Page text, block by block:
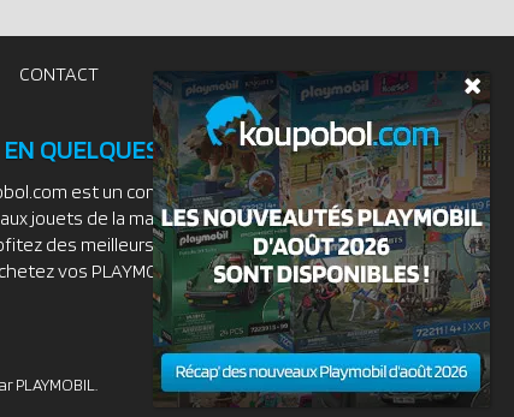
CONTACT
EN QUELQUES MOTS
est un comparateur de prix
jouets de la marque PLAYMOBIL.
des meilleurs prix du moment.
vos PLAYMOBIL moins chers.